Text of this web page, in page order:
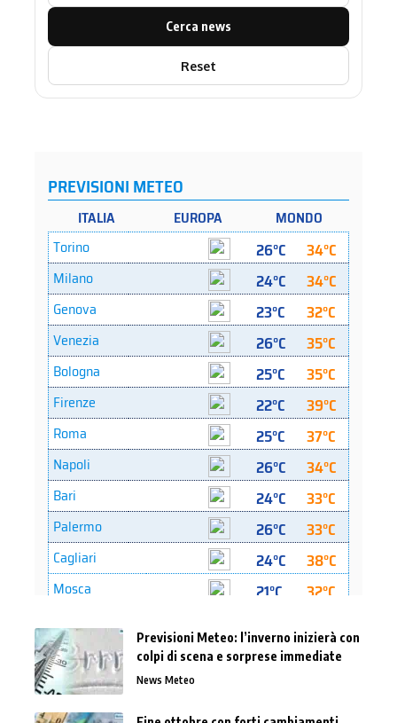
Cerca news
Reset
Previsioni Meteo: l’inverno inizierà con
colpi di scena e sorprese immediate
News Meteo